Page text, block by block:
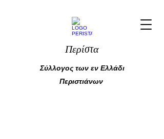
Περίστα
Σύλλογος των εν Ελλάδι
Περιστιάνων